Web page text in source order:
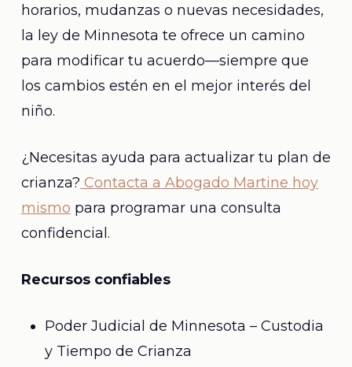
horarios, mudanzas o nuevas necesidades,
la ley de Minnesota te ofrece un camino
para modificar tu acuerdo—siempre que
los cambios estén en el mejor interés del
niño.
¿Necesitas ayuda para actualizar tu plan de
crianza? Contacta a Abogado Martine hoy
mismo para programar una consulta
confidencial.
Recursos confiables
Poder Judicial de Minnesota – Custodia
y Tiempo de Crianza